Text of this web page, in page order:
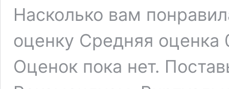
Насколько вам
оценку Средняя оценка
Оценок пока нет.